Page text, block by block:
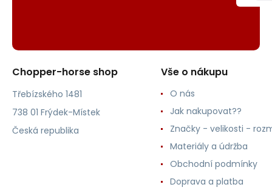
Chopper-horse shop
Třebízského 1481
738 01 Frýdek-Místek
Česká republika
Vše o nákupu
O nás
Jak nakupovat??
Značky - velikosti -
Materiály a údržba
Obchodní podmínky
Doprava a platba